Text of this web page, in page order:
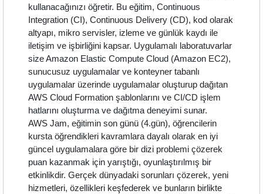
kullanacağınızı öğretir. Bu eğitim, Continuous
Integration (CI), Continuous Delivery (CD), kod olarak
altyapı, mikro servisler, izleme ve günlük kaydı ile
iletişim ve işbirliğini kapsar. Uygulamalı laboratuvarlar
size Amazon Elastic Compute Cloud (Amazon EC2),
sunucusuz uygulamalar ve konteyner tabanlı
uygulamalar üzerinde uygulamalar oluşturup dağıtan
AWS Cloud Formation şablonlarını ve CI/CD işlem
hatlarını oluşturma ve dağıtma deneyimi sunar.
AWS Jam, eğitimin son günü (4.gün), öğrencilerin
kursta öğrendikleri kavramlara dayalı olarak en iyi
güncel uygulamalara göre bir dizi problemi çözerek
puan kazanmak için yarıştığı, oyunlaştırılmış bir
etkinlikdir. Gerçek dünyadaki sorunları çözerek, yeni
hizmetleri, özellikleri keşfederek ve bunların birlikte